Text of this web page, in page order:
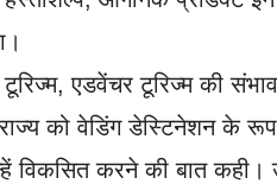
टूरिज्म, एडवेंचर टूरिज्म की
को वेडिंग डेस्टिनेशन के
करने की बात कही।